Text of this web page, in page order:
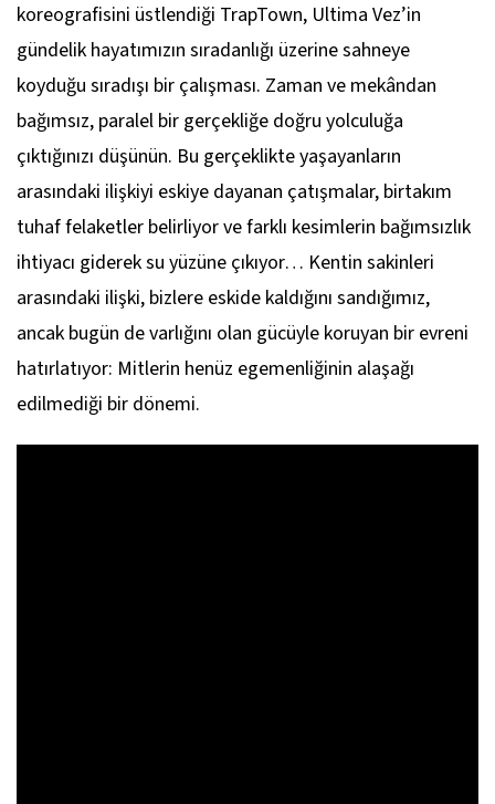
koreografisini üstlendiği TrapTown, Ultima Vez’in
gündelik hayatımızın sıradanlığı üzerine sahneye
koyduğu sıradışı bir çalışması. Zaman ve mekândan
bağımsız, paralel bir gerçekliğe doğru yolculuğa
çıktığınızı düşünün. Bu gerçeklikte yaşayanların
arasındaki ilişkiyi eskiye dayanan çatışmalar, birtakım
tuhaf felaketler belirliyor ve farklı kesimlerin bağımsızlık
ihtiyacı giderek su yüzüne çıkıyor… Kentin sakinleri
arasındaki ilişki, bizlere eskide kaldığını sandığımız,
ancak bugün de varlığını olan gücüyle koruyan bir evreni
hatırlatıyor: Mitlerin henüz egemenliğinin alaşağı
edilmediği bir dönemi.